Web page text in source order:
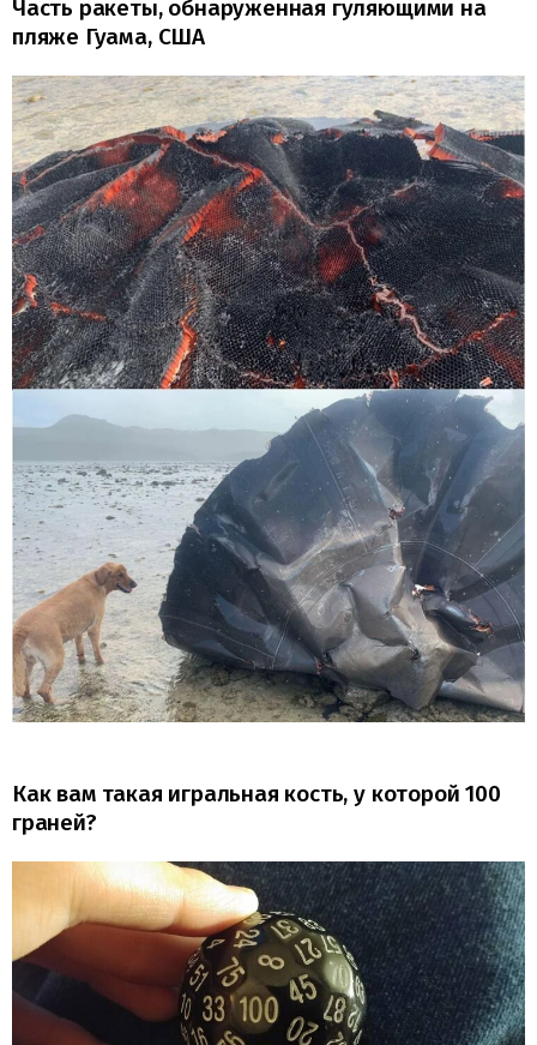
Часть ракеты, обнаруженная гуляющими на
пляже Гуама, США
Как вам такая игральная кость, у которой 100
граней?